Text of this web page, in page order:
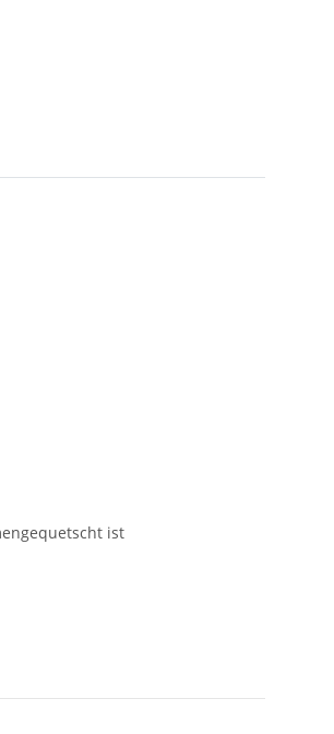
ist